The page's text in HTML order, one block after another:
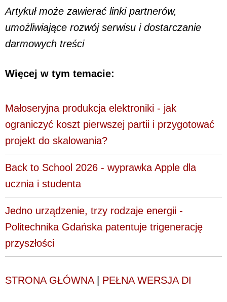
Artykuł może zawierać linki partnerów,
umożliwiające rozwój serwisu i dostarczanie
darmowych treści
Więcej w tym temacie:
Małoseryjna produkcja elektroniki - jak
ograniczyć koszt pierwszej partii i przygotować
projekt do skalowania?
Back to School 2026 - wyprawka Apple dla
ucznia i studenta
Jedno urządzenie, trzy rodzaje energii -
Politechnika Gdańska patentuje trigenerację
przyszłości
STRONA GŁÓWNA| PEŁNA WERSJA DI